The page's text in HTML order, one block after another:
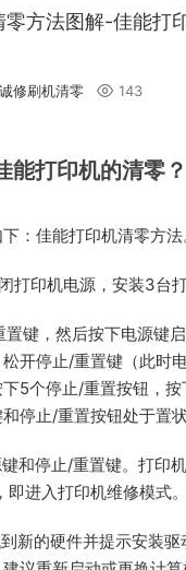
零方法图解-佳能打
修刷机清零 143
能打印机的清零？
：佳能打印机清零方法
打印机电源，安装3台
键，然后按下电源键启
开停止/重置键（此时
5个停止/重置按钮，按
和停止/重置按钮处于置状
和停止/重置键。打印
即进入打印机维修模式。
新的硬件并提示安装